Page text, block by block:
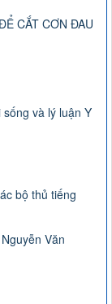
CẮT CƠN ĐAU
và lý luận Y
bộ thủ tiếng
Văn